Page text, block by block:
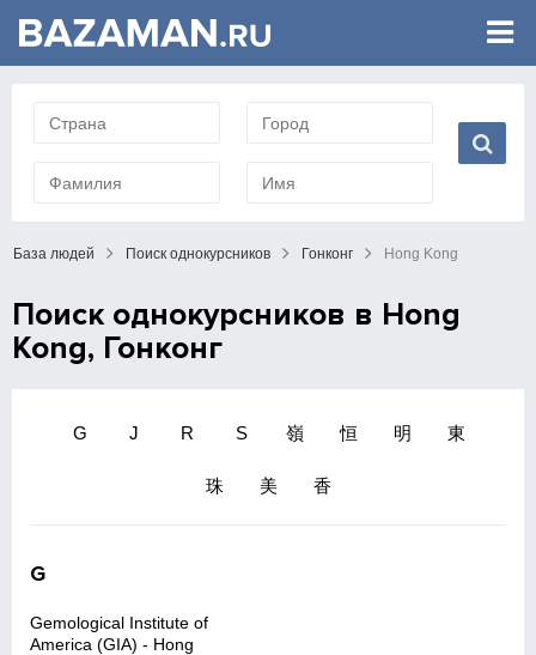
База людей Поиск однокурсников Гонконг Hong Kong
Поиск однокурсников в Hong
Kong, Гонконг
G J R S 嶺 恒 明 東
珠 美 香
G
Gemological Institute of
America (GIA) - Hong